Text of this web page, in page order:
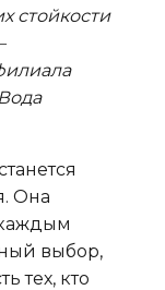
стойкости
Она
выбор,
тех, кто